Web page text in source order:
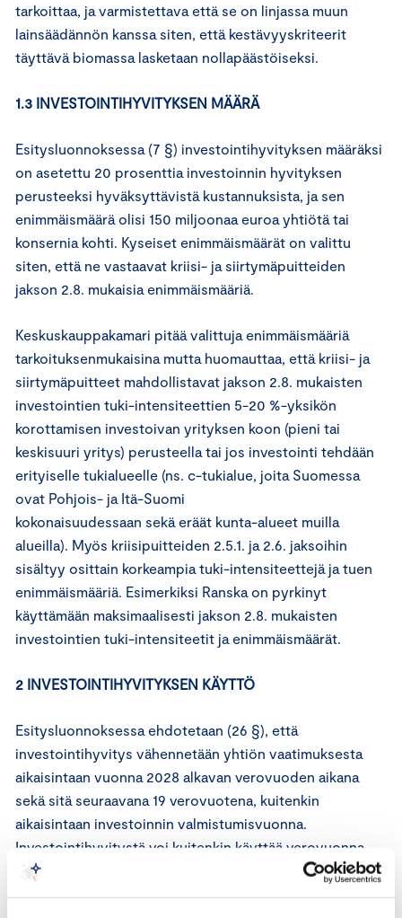
tarkoittaa, ja varmistettava että se on linjassa muun
lainsäädännön kanssa siten, että kestävyyskriteerit
täyttävä biomassa lasketaan nollapäästöiseksi.
1.3 INVESTOINTIHYVITYKSEN MÄÄRÄ
Esitysluonnoksessa (7 §) investointihyvityksen määräksi
on asetettu 20 prosenttia investoinnin hyvityksen
perusteeksi hyväksyttävistä kustannuksista, ja sen
enimmäismäärä olisi 150 miljoonaa euroa yhtiötä tai
konsernia kohti. Kyseiset enimmäismäärät on valittu
siten, että ne vastaavat kriisi- ja siirtymäpuitteiden
jakson 2.8. mukaisia enimmäismääriä.
Keskuskauppakamari pitää valittuja enimmäismääriä
tarkoituksenmukaisina mutta huomauttaa, että kriisi- ja
siirtymäpuitteet mahdollistavat jakson 2.8. mukaisten
investointien tuki-intensiteettien 5-20 %-yksikön
korottamisen investoivan yrityksen koon (pieni tai
keskisuuri yritys) perusteella tai jos investointi tehdään
erityiselle tukialueelle (ns. c-tukialue, joita Suomessa
ovat Pohjois- ja Itä-Suomi
kokonaisuudessaan sekä eräät kunta-alueet muilla
alueilla). Myös kriisipuitteiden 2.5.1. ja 2.6. jaksoihin
sisältyy osittain korkeampia tuki-intensiteettejä ja tuen
enimmäismääriä. Esimerkiksi Ranska on pyrkinyt
käyttämään maksimaalisesti jakson 2.8. mukaisten
investointien tuki-intensiteetit ja enimmäismäärät.
2 INVESTOINTIHYVITYKSEN KÄYTTÖ
Esitysluonnoksessa ehdotetaan (26 §), että
investointihyvitys vähennetään yhtiön vaatimuksesta
aikaisintaan vuonna 2028 alkavan verovuoden aikana
sekä sitä seuraavana 19 verovuotena, kuitenkin
aikaisintaan investoinnin valmistumisvuonna.
Investointihyvitystä voi kuitenkin käyttää verovuonna
enintään 10 prosenttia kokonaismäärästä.